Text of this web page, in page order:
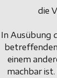
die
In Ausübung
einem
machbar